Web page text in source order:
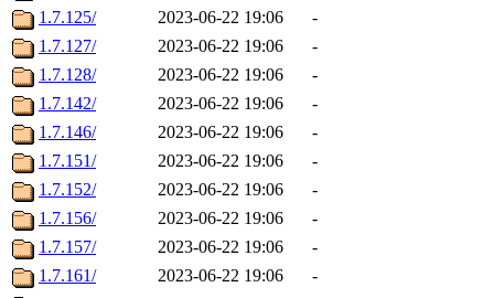
1.7.125/
2023-06-22 19:06
-
1.7.127/
2023-06-22 19:06
-
1.7.128/
2023-06-22 19:06
-
1.7.142/
2023-06-22 19:06
-
1.7.146/
2023-06-22 19:06
-
1.7.151/
2023-06-22 19:06
-
1.7.152/
2023-06-22 19:06
-
1.7.156/
2023-06-22 19:06
-
1.7.157/
2023-06-22 19:06
-
1.7.161/
2023-06-22 19:06
-